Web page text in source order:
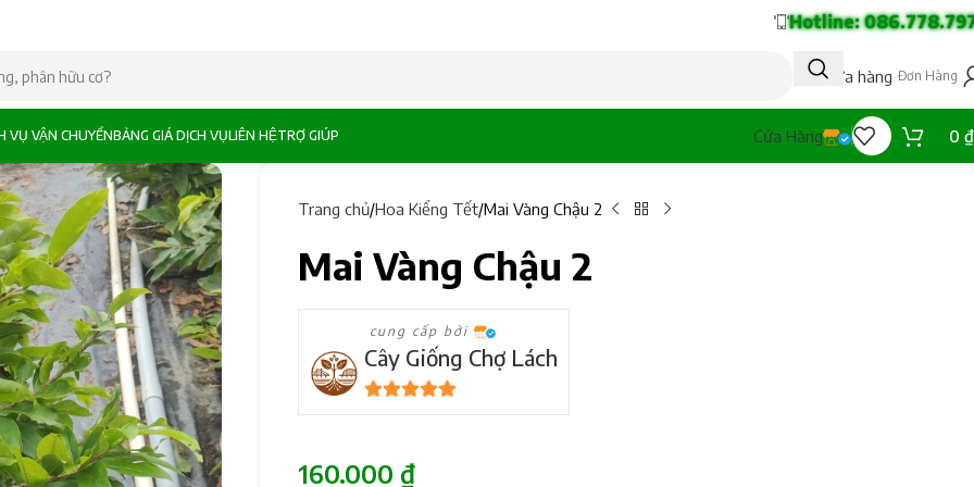
Hotline:
Tạo cửa hàng Đơn Hàng
VỤ VẬN CHUYỂNBẢNG GIÁ DỊCH VỤLIÊN HỆTRỢ GIÚP Cửa Hàng 0 ₫
Trang chủ Hoa Kiểng Tết Mai Vàng Chậu 2
Mai Vàng Chậu 2
cung cấp bởi
Cây Giống Chợ Lách
5trên 5
160.000 ₫